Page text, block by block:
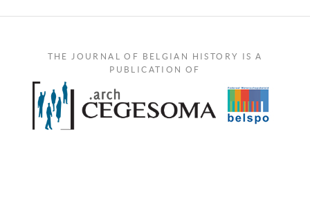
THE JOURNAL OF BELGIAN HISTORY IS A
PUBLICATION OF